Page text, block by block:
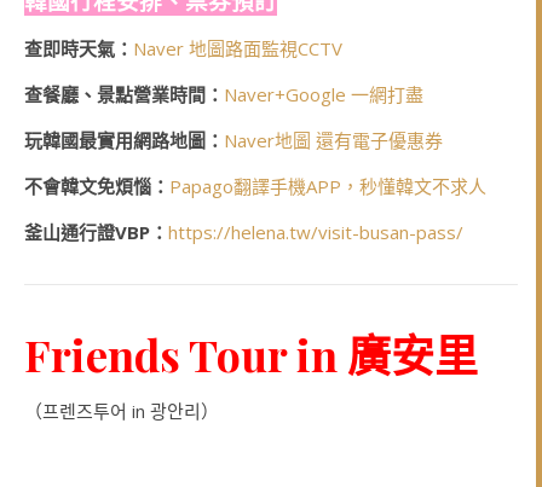
查即時天氣： Naver 地圖路面監視CCTV
查餐廳、景點營業時間： Naver+Google 一網打盡
玩韓國最實用網路地圖： Naver地圖 還有電子優惠券
不會韓文免煩惱： Papago翻譯手機APP，秒懂韓文不求人
釜山通行證VBP： https://helena.tw/visit-busan-pass/
Friends Tour in 廣安里
（프렌즈투어 in 광안리）